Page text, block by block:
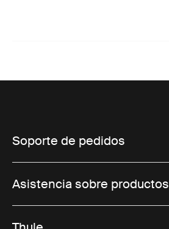
Soporte de pedidos
Asistencia sobre productos